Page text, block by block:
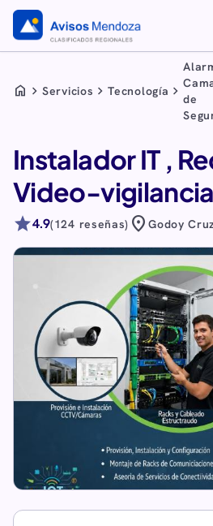
home chevron_right Servicios chevron_rightTecnología chevron_right de
Instalador IT ,
Video-
star4.9(124 reseñas) location_onGodoy Cruz